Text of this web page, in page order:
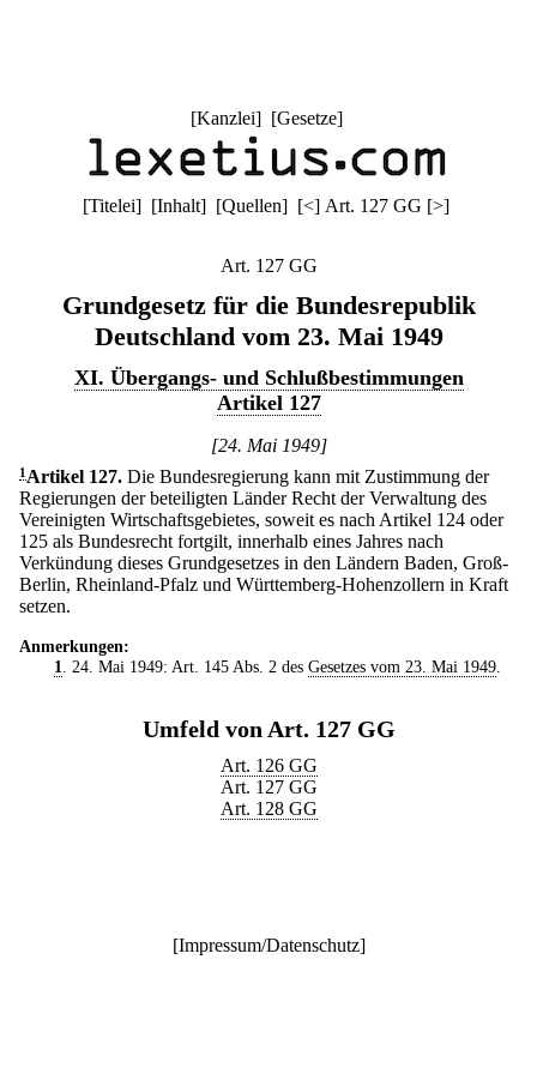
[Kanzlei] [Gesetze]
[Titelei] [Inhalt] [Quellen] [<] Art. 127 GG [>]
Art. 127 GG
Grundgesetz für die Bundesrepublik
Deutschland vom 23. Mai 1949
XI. Übergangs- und Schlußbestimmungen
Artikel 127
[24. Mai 1949]
1 Artikel 127. Die Bundesregierung kann mit Zustimmung der
Regierungen der beteiligten Länder Recht der Verwaltung des
Vereinigten Wirtschaftsgebietes, soweit es nach Artikel 124 oder
125 als Bundesrecht fortgilt, innerhalb eines Jahres nach
Verkündung dieses Grundgesetzes in den Ländern Baden, Groß-
Berlin, Rheinland-Pfalz und Württemberg-Hohenzollern in Kraft
setzen.
Anmerkungen:
1
. 24. Mai 1949: Art. 145 Abs. 2 des Gesetzes vom 23. Mai 1949.
Umfeld von Art. 127 GG
Art. 126 GG
Art. 127 GG
Art. 128 GG
[Impressum/Datenschutz]